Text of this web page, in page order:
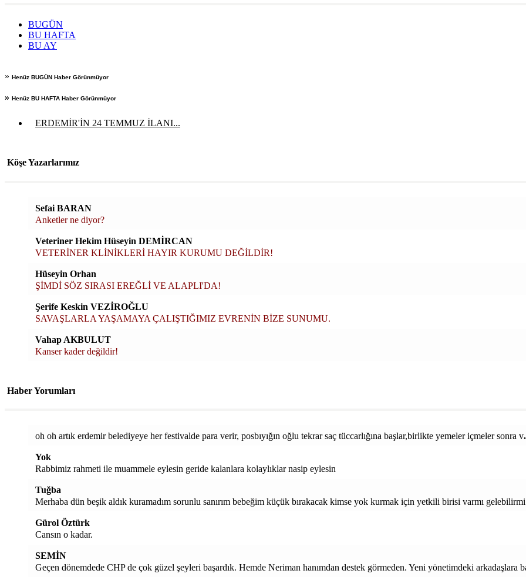
BUGÜN
BU HAFTA
BU AY
» Henüz BUGÜN Haber Görünmüyor
» Henüz BU HAFTA Haber Görünmüyor
ERDEMİR'İN 24 TEMMUZ İLANI...
Köşe Yazarlarımız
Sefai BARAN
Anketler ne diyor?
Veteriner Hekim Hüseyin DEMİRCAN
VETERİNER KLİNİKLERİ HAYIR KURUMU DEĞİLDİR!
Hüseyin Orhan
ŞİMDİ SÖZ SIRASI EREĞLİ VE ALAPLI'DA!
Şerife Keskin VEZİROĞLU
SAVAŞLARLA YAŞAMAYA ÇALIŞTIĞIMIZ EVRENİN BİZE SUNUMU.
Vahap AKBULUT
Kanser kader değildir!
Haber Yorumları
oh oh artık erdemir belediyeye her festivalde para verir, posbıyığın oğlu tekrar saç tüccarlığına başlar,birlikte yemeler içmeler sonra v
Yok
Rabbimiz rahmeti ile muammele eylesin geride kalanlara kolaylıklar nasip eylesin
Tuğba
Merhaba dün beşik aldık kuramadım sorunlu sanırım bebeğim küçük bırakacak kimse yok kurmak için yetkili birisi varmı
Gürol Öztürk
Cansın o kadar.
SEMİN
Geçen dönemdede CHP de çok güzel şeyleri başardık. Hemde Neriman hanımdan destek görmeden. Yeni yönetimdeki arkadaşlara